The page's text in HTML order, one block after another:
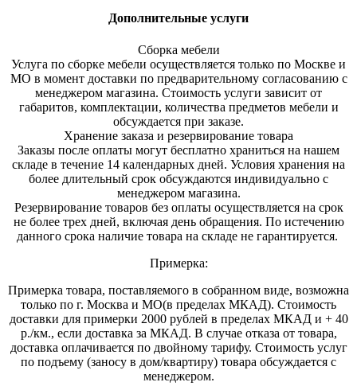
Дополнительные услуги
Сборка мебели
Услуга по сборке мебели осуществляется только по Москве и
МО в момент доставки по предварительному согласованию с
менеджером магазина. Стоимость услуги зависит от
габаритов, комплектации, количества предметов мебели и
обсуждается при заказе.
Хранение заказа и резервирование товара
Заказы после оплаты могут бесплатно храниться на нашем
складе в течение 14 календарных дней. Условия хранения на
более длительный срок обсуждаются индивидуально с
менеджером магазина.
Резервирование товаров без оплаты осуществляется на срок
не более трех дней, включая день обращения. По истечению
данного срока наличие товара на складе не гарантируется.
Примерка:
Примерка товара, поставляемого в собранном виде, возможна
только по г. Москва и МО(в пределах МКАД). Стоимость
доставки для примерки 2000 рублей в пределах МКАД и + 40
р./км., если доставка за МКАД. В случае отказа от товара,
доставка оплачивается по двойному тарифу. Стоимость услуг
по подъему (заносу в дом/квартиру) товара обсуждается с
менеджером.